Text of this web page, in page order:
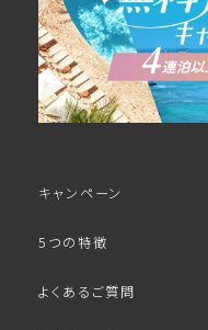
キャンペーン
5つの特徴
よくあるご質問